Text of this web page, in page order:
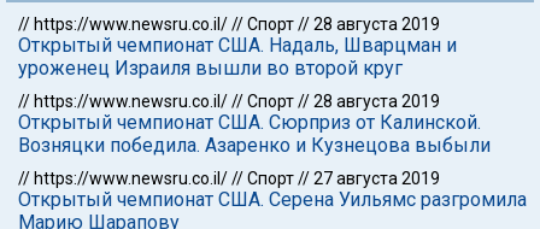
// https://www.newsru.co.il///Спорт//28 августа 2019
Открытый чемпионат США. Надаль, Шварцман и
уроженец Израиля вышли во второй круг
// https://www.newsru.co.il///Спорт//28 августа 2019
Открытый чемпионат США. Сюрприз от Калинской.
Возняцки победила. Азаренко и Кузнецова выбыли
// https://www.newsru.co.il///Спорт//27 августа 2019
Открытый чемпионат США. Серена Уильямс разгромила
Марию Шарапову